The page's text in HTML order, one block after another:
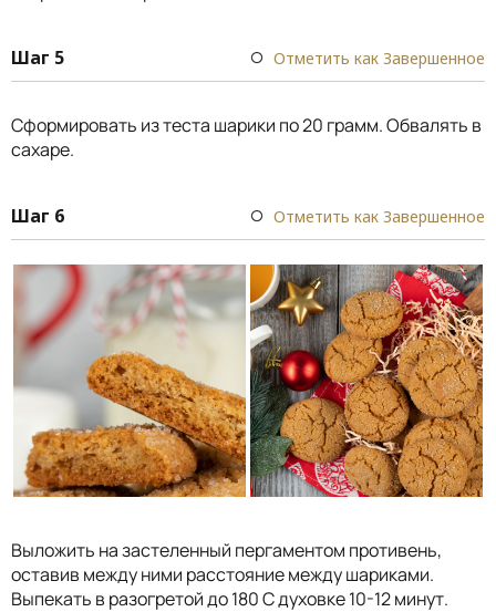
Шаг 5 Отметить как Завершенное
Сформировать из теста шарики по 20 грамм. Обвалять в
сахаре.
Шаг 6 Отметить как Завершенное
Выложить на застеленный пергаментом противень,
оставив между ними расстояние между шариками.
Выпекать в разогретой до 180 С духовке 10-12 минут.